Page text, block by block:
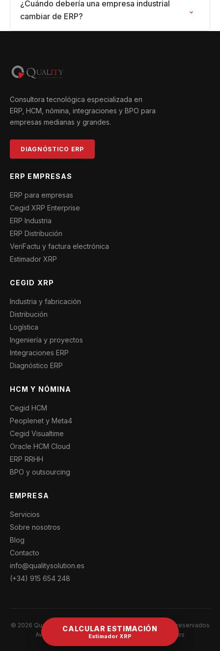
¿Cuándo debería una empresa industrial
cambiar de ERP?
⌄
Consultora tecnológica especializada en
ERP, HCM, nómina, integraciones y BPO para
empresas medianas y grandes.
DIAGNÓSTICO ERP
ERP EMPRESAS
ERP para empresas
Cegid XRP Enterprise
ERP Industria
ERP Distribución
VeriFactu y factura electrónica
Estimador XRP
CEGID XRP
Industria y fabricación
Distribución
Logística
Ingeniería y proyectos
Integraciones ERP
Diagnóstico ERP
HCM Y NÓMINA
Cegid HCM
Peoplenet y Meta4
Cegid Visualtime
Oracle HCM Cloud
ERP RRHH
BPO y outsourcing
EMPRESA
Servicios
Sobre nosotros
Blog
Contacto
info@qualitysolution.es
(+34) 915 654 248
© 2026 Quality Solution Consulting · Todos los derechos reservados
Aviso legal
Política de privacidadPolítica de cookies
CALCULAR ESTIMACIÓN
Estimador XRP